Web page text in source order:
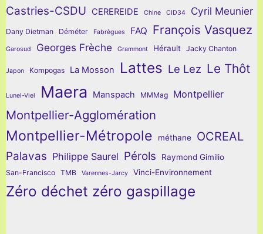
Castries-CSDU CEREREIDE Chine CID34 Cyril Meunier
Dany Dietman Déméter Fabrègues FAQ François Vasquez
Garosud Georges Frèche Grammont Hérault Jacky Chanton
Japon Kompogas La Mosson Lattes Le Lez Le Thôt
Lunel-Viel Maera Manspach MMMag Montpellier
Montpellier-Agglomération
Montpellier-Métropole méthane OCREAL
Palavas Philippe Saurel Pérols Raymond Gimilio
San-Francisco TMB Varennes-Jarcy Vinci-Environnement
Zéro déchet zéro gaspillage